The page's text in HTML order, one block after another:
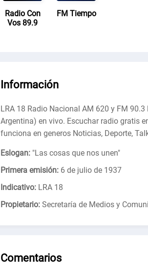
Radio Con
Vos 89.9
FM Tiempo
Información
LRA 18 Radio Nacional AM 620 y FM 90.3
Argentina) en vivo. Escuchar radio gratis
funciona en generos Noticias, Deporte,
Eslogan: "Las cosas que nos unen"
Primera emisión: 6 de julio de 1937
Indicativo: LRA 18
Propietario: Secretaría de Medios y
Comentarios